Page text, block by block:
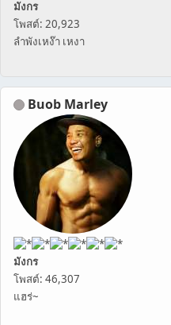
มังกร
โพสต์: 20,923
ลำพังเหง๊า เหงา
Buob Marley
มังกร
โพสต์: 46,307
แฮร่~